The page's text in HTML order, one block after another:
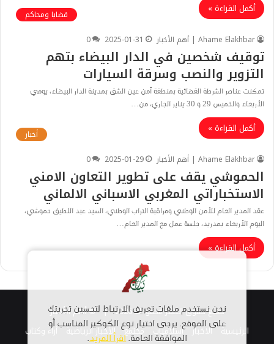
أكمل القراءة »
قضايا ومحاكم
Ahame Elakhbar | أهم الأخبار
2025-01-31
0
توقيف شخصين في الدار البيضاء بتهم
التزوير والنصب وسرقة السيارات
تمكنت عناصر الشرطة القضائية بمنطقة أمن عين الشق بمدينة الدار البيضاء، يومي
الأربعاء والخميس 29 و 30 يناير الجاري، من…
أكمل القراءة »
أخبار
Ahame Elakhbar | أهم الأخبار
2025-01-29
0
الحموشي يقف على تطوير التعاون الامني
الاستخباراتي المغربي الاسباني الالماني
عقد المدير العام للأمن الوطني ومراقبة التراب الوطني، السيد عبد اللطيف حموشي،
اليوم الأربعاء بمدريد، جلسة عمل مع المدير العام…
أكمل القراءة »
جميع حقوق النشر محفوظة 2026 |
© أهم الأخبار
الرئيسية الاخبار اسلاميات مجتمع الأخبار الرياضية
أراء وكتاب
نحن نستخدم ملفات تعريف الارتباط لتحسين تجربتك
على الموقع. يرجى اختيار نوع الكوكيز المناسب أو
الموافقة العامة.اقرأ المزيد.